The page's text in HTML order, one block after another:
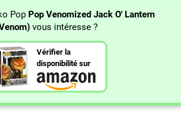
Pop Pop Venomized Jack O' Lantern
vous intéresse ?
Vérifier la
disponibilité sur